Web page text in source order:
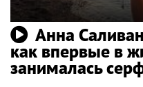
Анна
как впервые в
занималась